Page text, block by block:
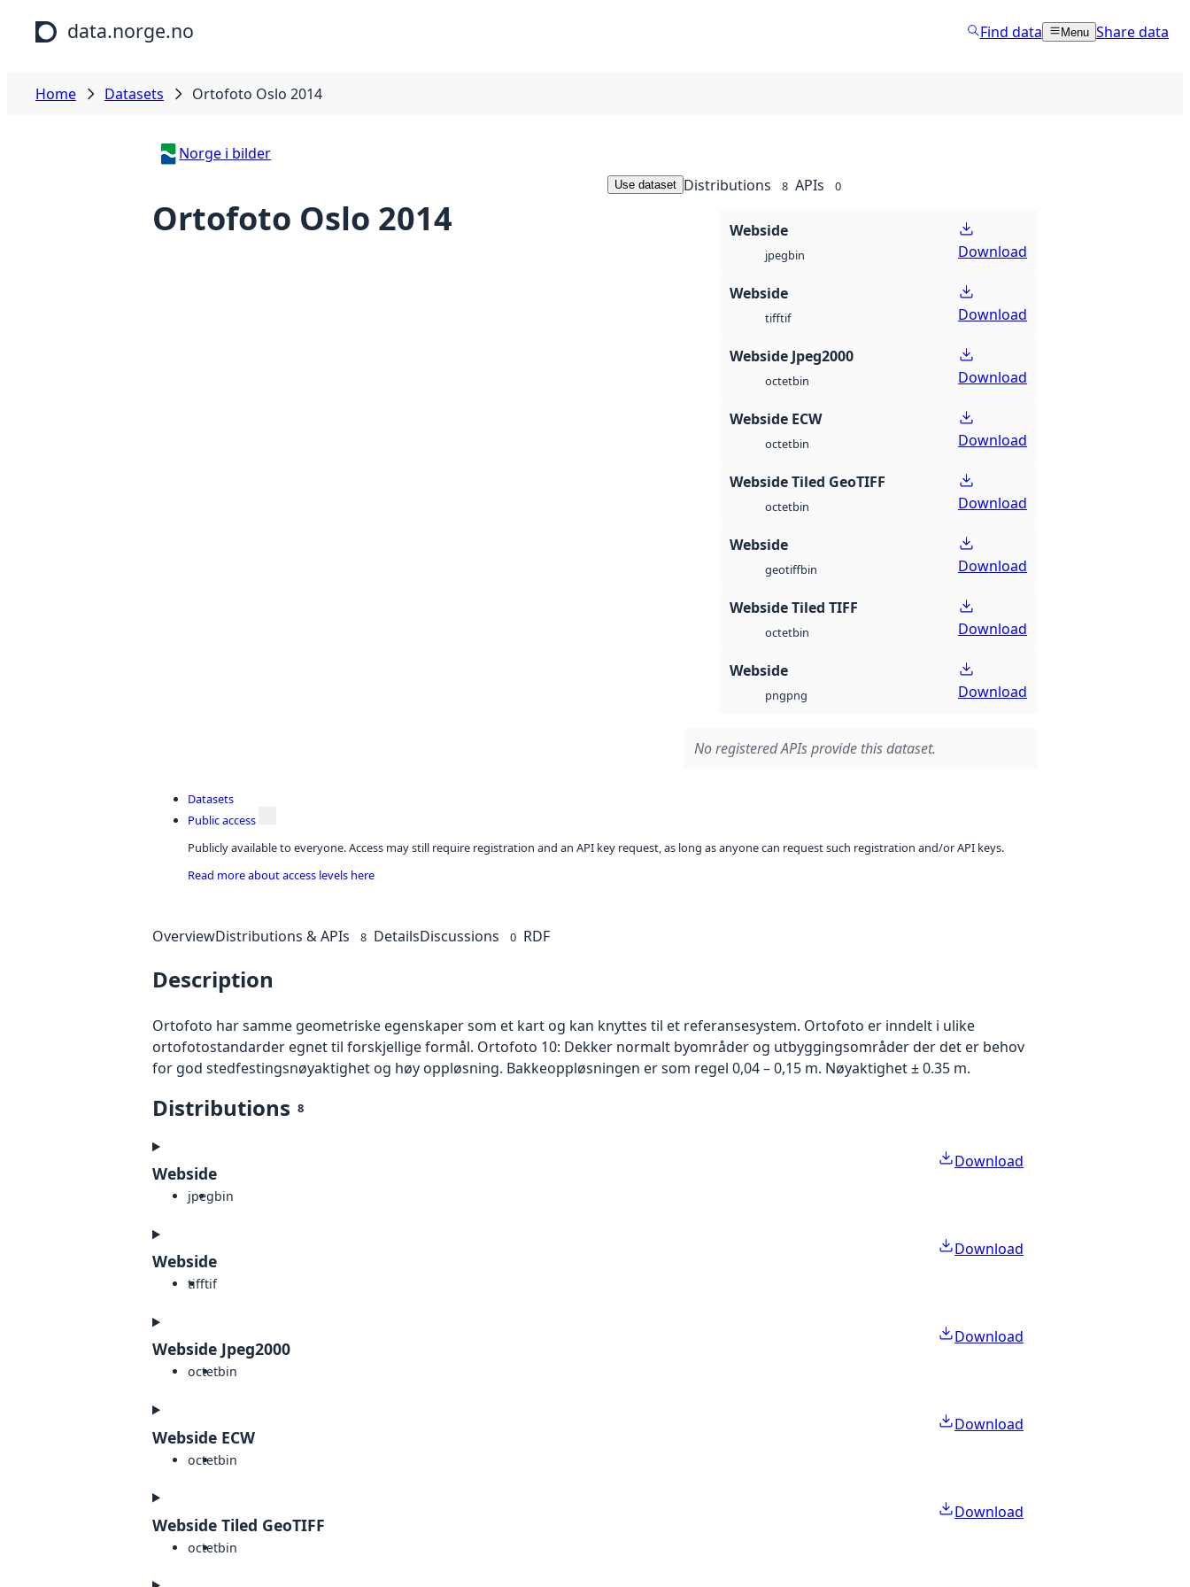
Skip to main content
data.norge.no Find data Menu Share data
Home Datasets Ortofoto Oslo 2014
Norge i bilder
Ortofoto Oslo 2014
Use dataset Distributions 8 APIs 0
Webside
jpegbin Download
Webside
tifftif Download
Webside Jpeg2000
octetbin Download
Webside ECW
octetbin Download
Webside Tiled GeoTIFF
octetbin Download
Webside
geotiffbin Download
Webside Tiled TIFF
octetbin Download
Webside
pngpng Download
No registered APIs provide this dataset.
Datasets
Public access
Publicly available to everyone. Access may still require registration and an API key request, as long as anyone can request such registration and/or API keys.
Read more about access levels here
OverviewDistributions & APIs 8 DetailsDiscussions 0 RDF
Description
Ortofoto har samme geometriske egenskaper som et kart og kan knyttes til et referansesystem. Ortofoto er inndelt i ulike
ortofotostandarder egnet til forskjellige formål. Ortofoto 10: Dekker normalt byområder og utbyggingsområder der det er behov
for god stedfestingsnøyaktighet og høy oppløsning. Bakkeoppløsningen er som regel 0,04 – 0,15 m. Nøyaktighet ± 0.35 m.
Distributions 8
Webside
jpegbin
Download
Webside
tifftif
Download
Webside Jpeg2000
octetbin
Download
Webside ECW
octetbin
Download
Webside Tiled GeoTIFF
octetbin
Download